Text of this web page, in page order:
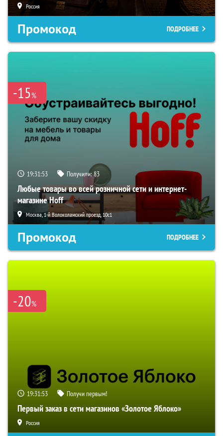
Россия
Промокод ПОДРОБНЕЕ
-15%
19:31:52 Получили:83
Любые товары во всей розничной сети и интернет-
магазине Hoff
Москва, 1-й Волоколамский проезд, 10с1
Промокод ПОДРОБНЕЕ
-20%
19:31:52 Получи первым!
Первый заказ в сети магазинов «Золотое Яблоко»
Россия